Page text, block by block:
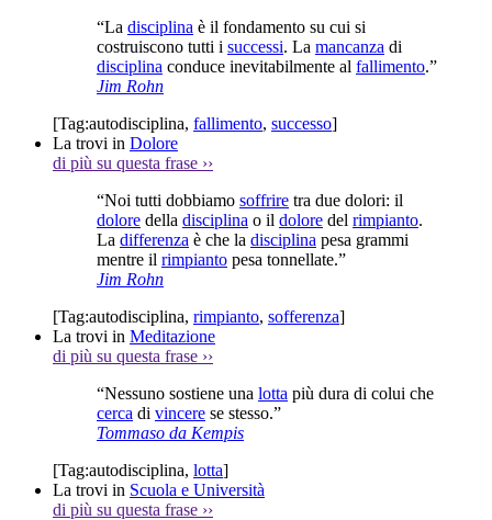
“La disciplina è il fondamento su cui si
costruiscono tutti i successi. La mancanza di
disciplina conduce inevitabilmente al fallimento.”
Jim Rohn
[Tag:autodisciplina, fallimento, successo]
La trovi in Dolore
di più su questa frase ››
“Noi tutti dobbiamo soffrire tra due dolori: il
dolore della disciplina o il dolore del rimpianto.
La differenza è che la disciplina pesa grammi
mentre il rimpianto pesa tonnellate.”
Jim Rohn
[Tag:autodisciplina, rimpianto, sofferenza]
La trovi in Meditazione
di più su questa frase ››
“Nessuno sostiene una lotta più dura di colui che
cerca di vincere se stesso.”
Tommaso da Kempis
[Tag:autodisciplina, lotta]
La trovi in Scuola e Università
di più su questa frase ››